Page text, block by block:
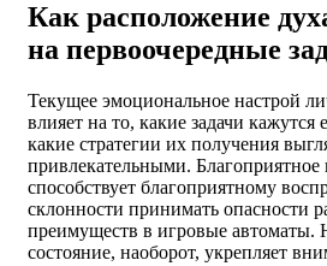
Как расположение
на первоочередные
Текущее эмоциональное настрой
влияет на то, какие задачи
какие стратегии их получения
привлекательными. Благоприятное
способствует благоприятному
склонности принимать опасности
преимуществ в игровые автоматы.
состояние, наоборот, укрепляет